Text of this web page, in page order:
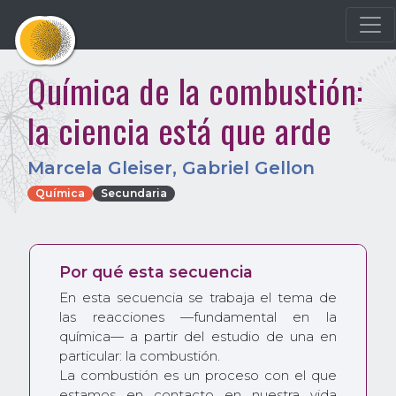
Química de la combustión:
la ciencia está que arde
Marcela Gleiser, Gabriel Gellon
Química Secundaria
Por qué esta secuencia
En esta secuencia se trabaja el tema de
las reacciones —fundamental en la
química— a partir del estudio de una en
particular: la combustión.
La combustión es un proceso con el que